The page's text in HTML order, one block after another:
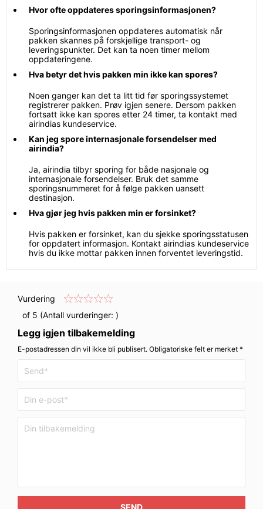
Hvor ofte oppdateres sporingsinformasjonen?
Sporingsinformasjonen oppdateres automatisk når
pakken skannes på forskjellige transport- og
leveringspunkter. Det kan ta noen timer mellom
oppdateringene.
Hva betyr det hvis pakken min ikke kan spores?
Noen ganger kan det ta litt tid før sporingssystemet
registrerer pakken. Prøv igjen senere. Dersom pakken
fortsatt ikke kan spores etter 24 timer, ta kontakt med
airindias kundeservice.
Kan jeg spore internasjonale forsendelser med
airindia?
Ja, airindia tilbyr sporing for både nasjonale og
internasjonale forsendelser. Bruk det samme
sporingsnummeret for å følge pakken uansett
destinasjon.
Hva gjør jeg hvis pakken min er forsinket?
Hvis pakken er forsinket, kan du sjekke sporingsstatusen
for oppdatert informasjon. Kontakt airindias kundeservice
hvis du ikke mottar pakken innen forventet leveringstid.
Vurdering
of 5 (Antall vurderinger: )
Legg igjen tilbakemelding
E-postadressen din vil ikke bli publisert. Obligatoriske felt er merket *
SEND